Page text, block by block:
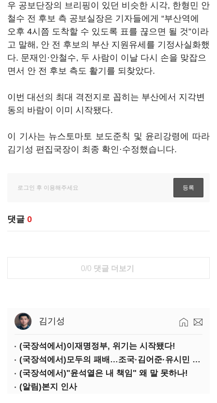
우 공보단장의 브리핑이 있던 비슷한 시각, 한형민 안
철수 전 후보 측 공보실장은 기자들에게 “부산역에
오후 4시쯤 도착할 수 있도록 표를 끊으면 될 것”이라
고 말해, 안 전 후보의 부산 지원유세를 기정사실화했
다. 문재인·안철수, 두 사람이 이날 다시 손을 맞잡으
면서 안 전 후보 측도 활기를 되찾았다.
이번 대선의 최대 격전지로 꼽히는 부산에서 지각변
동의 바람이 이미 시작됐다.
이 기사는 뉴스토마토 보도준칙 및 윤리강령에 따라
김기성 편집국장이 최종 확인·수정했습니다.
댓글 0
0/0 댓글 더보기
김기성
(국장석에서)이재명정부, 위기는 시작됐다!
(국장석에서)모두의 패배…조국·김어준·유시민 퇴장해야
(국장석에서)"윤석열은 내 책임" 왜 말 못하나!
(알림)본지 인사